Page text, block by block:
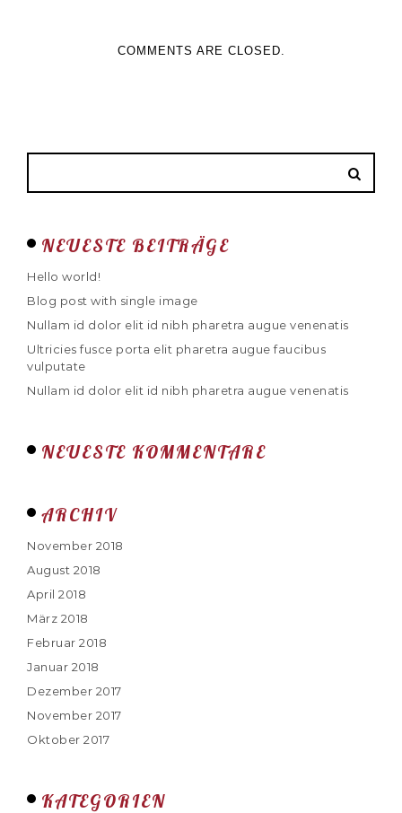
COMMENTS ARE CLOSED.
NEUESTE BEITRÄGE
Hello world!
Blog post with single image
Nullam id dolor elit id nibh pharetra augue venenatis
Ultricies fusce porta elit pharetra augue faucibus
vulputate
Nullam id dolor elit id nibh pharetra augue venenatis
NEUESTE KOMMENTARE
ARCHIV
November 2018
August 2018
April 2018
März 2018
Februar 2018
Januar 2018
Dezember 2017
November 2017
Oktober 2017
KATEGORIEN